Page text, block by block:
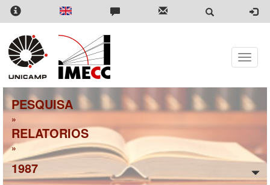
Pular
para
conteúdo
principal
Toggle
PESQUISA
»
RELATORIOS
»
1987